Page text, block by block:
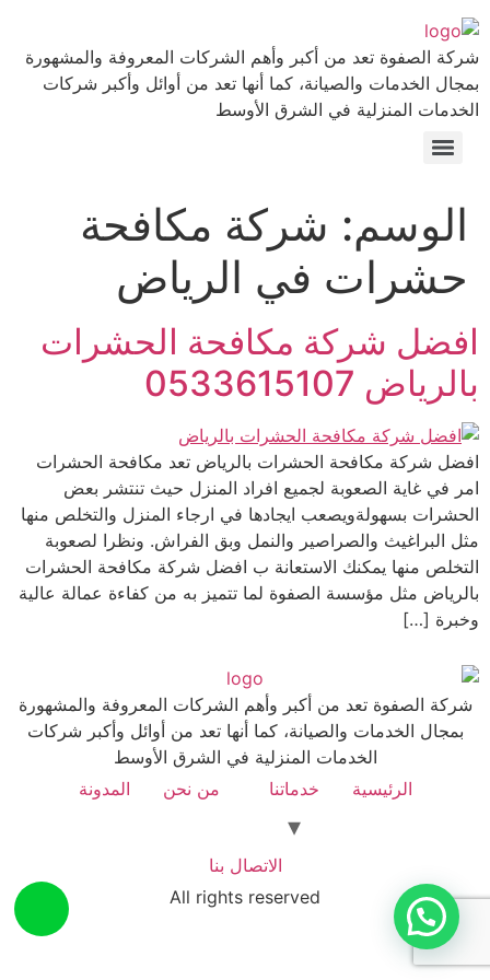
Skip
to
content
شركة الصفوة تعد من أكبر وأهم الشركات المعروفة والمشهورة
بمجال الخدمات والصيانة، كما أنها تعد من أوائل وأكبر شركات
الخدمات المنزلية في الشرق الأوسط
الوسم: شركة مكافحة
حشرات في الرياض
افضل شركة مكافحة الحشرات
بالرياض 0533615107
افضل شركة مكافحة الحشرات بالرياض تعد مكافحة الحشرات
امر في غاية الصعوبة لجميع افراد المنزل حيث تنتشر بعض
الحشرات بسهولةويصعب ايجادها في ارجاء المنزل والتخلص منها
مثل البراغيث والصراصير والنمل وبق الفراش. ونظرا لصعوبة
التخلص منها يمكنك الاستعانة ب افضل شركة مكافحة الحشرات
بالرياض مثل مؤسسة الصفوة لما تتميز به من كفاءة عمالة عالية
وخبرة […]
شركة الصفوة تعد من أكبر وأهم الشركات المعروفة والمشهورة
بمجال الخدمات والصيانة، كما أنها تعد من أوائل وأكبر شركات
الخدمات المنزلية في الشرق الأوسط
الرئيسية
خدماتنا من نحن المدونة
الاتصال بنا
All rights reserved